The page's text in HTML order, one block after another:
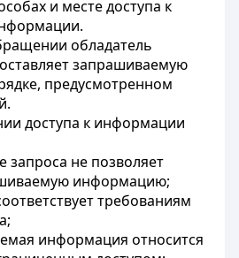
и месте доступа к
обладатель
запрашиваемую
предусмотренном
доступа к информации
запроса не позволяет
информацию;
требованиям
информация относится